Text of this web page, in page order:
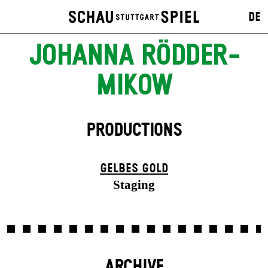
DE
JOHANNA RÖDDER-
MIKOW
PRODUCTIONS
GELBES GOLD
Staging